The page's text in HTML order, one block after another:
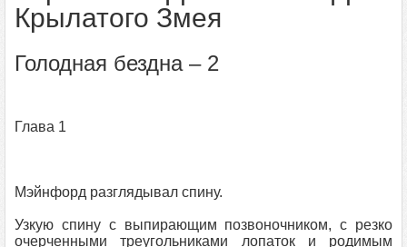
Крылатого Змея
Голодная бездна – 2
Глава 1
Мэйнфорд разглядывал спину.
Узкую спину с выпирающим позвоночником, с резко
очерченными треугольниками лопаток и родимым